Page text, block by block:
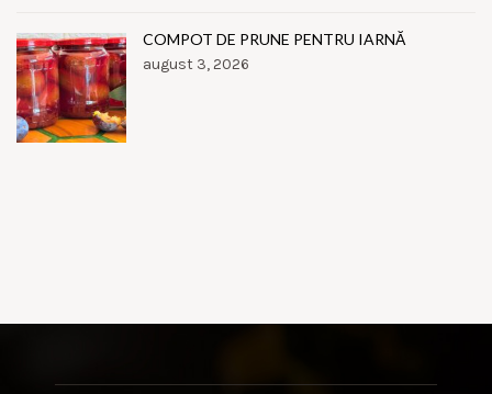
COMPOT DE PRUNE PENTRU IARNĂ
august 3, 2026